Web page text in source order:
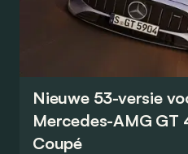
Nieuwe 53-versie
Mercedes-AMG GT
Coupé